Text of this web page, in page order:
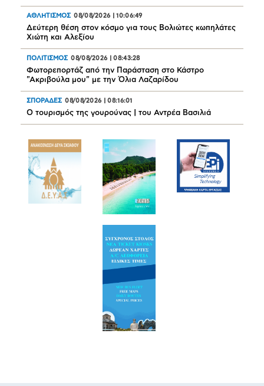
ΑΘΛΗΤΙΣΜΟΣ 08/08/2026 10:06:49
Δεύτερη θέση στον κόσμο για τους Βολιώτες κωπηλάτες
Χιώτη και Αλεξίου
ΠΟΛΙΤΙΣΜΟΣ 08/08/2026 08:43:28
Φωτορεπορτάζ από την Παράσταση στο Κάστρο
"Ακριβούλα μου" με την Όλια Λαζαρίδου
ΣΠΟΡΑΔΕΣ 08/08/2026 08:16:01
Ο τουρισμός της γουρούνας | του Αντρέα Βασιλιά